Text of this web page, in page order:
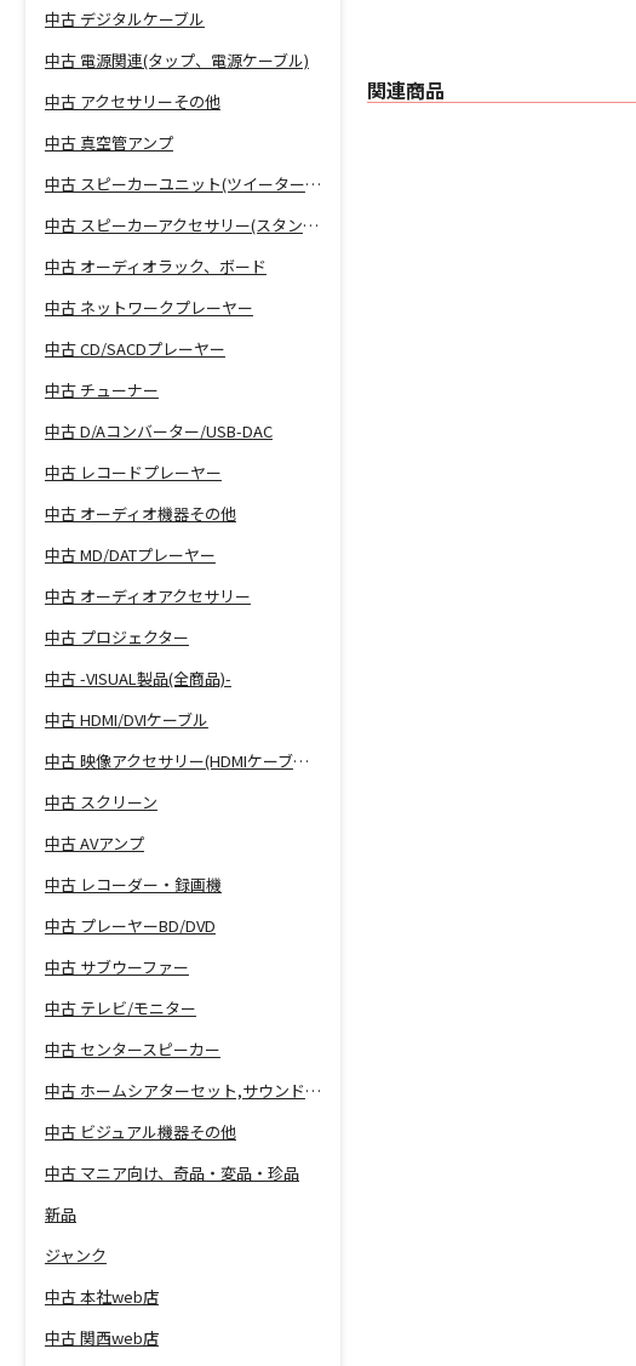
中古 デジタルケーブル
中古 電源関連(タップ、電源ケーブル)
中古 アクセサリーその他
中古 真空管アンプ
中古 スピーカーユニット(ツイーター、ウーファー等)
中古 スピーカーアクセサリー(スタンド等)
中古 オーディオラック、ボード
中古 ネットワークプレーヤー
中古 CD/SACDプレーヤー
中古 チューナー
中古 D/Aコンバーター/USB-DAC
中古 レコードプレーヤー
中古 オーディオ機器その他
中古 MD/DATプレーヤー
中古 オーディオアクセサリー
中古 プロジェクター
中古 -VISUAL製品(全商品)-
中古 HDMI/DVIケーブル
中古 映像アクセサリー(HDMIケーブル等)
中古 スクリーン
中古 AVアンプ
中古 レコーダー・録画機
中古 プレーヤーBD/DVD
中古 サブウーファー
中古 テレビ/モニター
中古 センタースピーカー
中古 ホームシアターセット,サウンドバー
中古 ビジュアル機器その他
中古 マニア向け、奇品・変品・珍品
新品
ジャンク
中古 本社web店
中古 関西web店
関連商品